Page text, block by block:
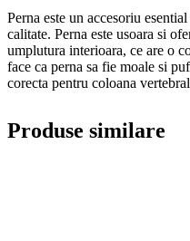
Perna este un accesoriu
calitate. Perna este usoara si
umplutura interioara, ce are o
face ca perna sa fie moale si
corecta pentru coloana
Produse similare